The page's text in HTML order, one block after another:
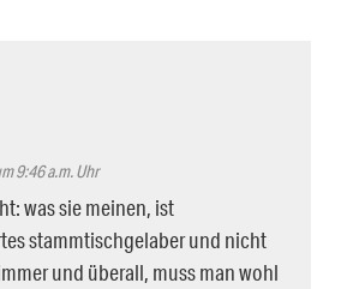
9:46 a.m. Uhr
was sie meinen, ist
stammtischgelaber und nicht
und überall, muss man wohl